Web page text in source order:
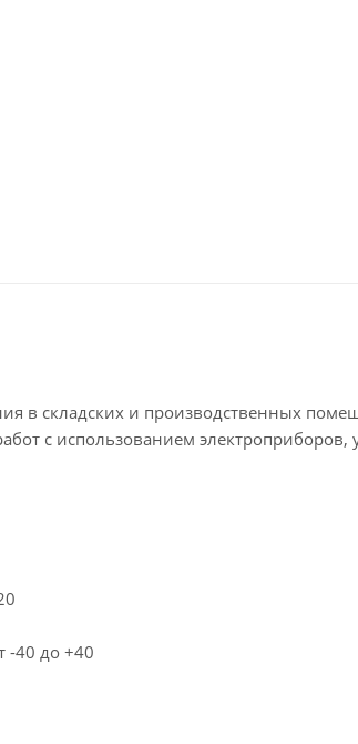
в складских и производственных
с использованием
-40 до +40